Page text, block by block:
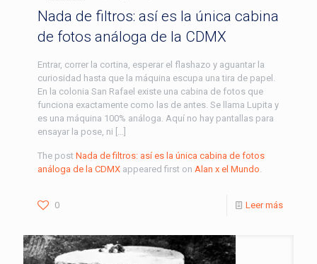
Nada de filtros: así es la única cabina
de fotos análoga de la CDMX
Entrar, correr la cortina, esperar el flashazo y aguantar la
curiosidad hasta que la máquina escupa una tira de papel.
En la colonia San Rafael existe una cabina de fotos que
funciona exactamente como las de antes. Se llama Lupita y
es una máquina 100% análoga. Aquí no hay pantallas para
ensayar la pose, ni […]
The post Nada de filtros: así es la única cabina de fotos
análoga de la CDMX appeared first on Alan x el Mundo.
0 Leer más